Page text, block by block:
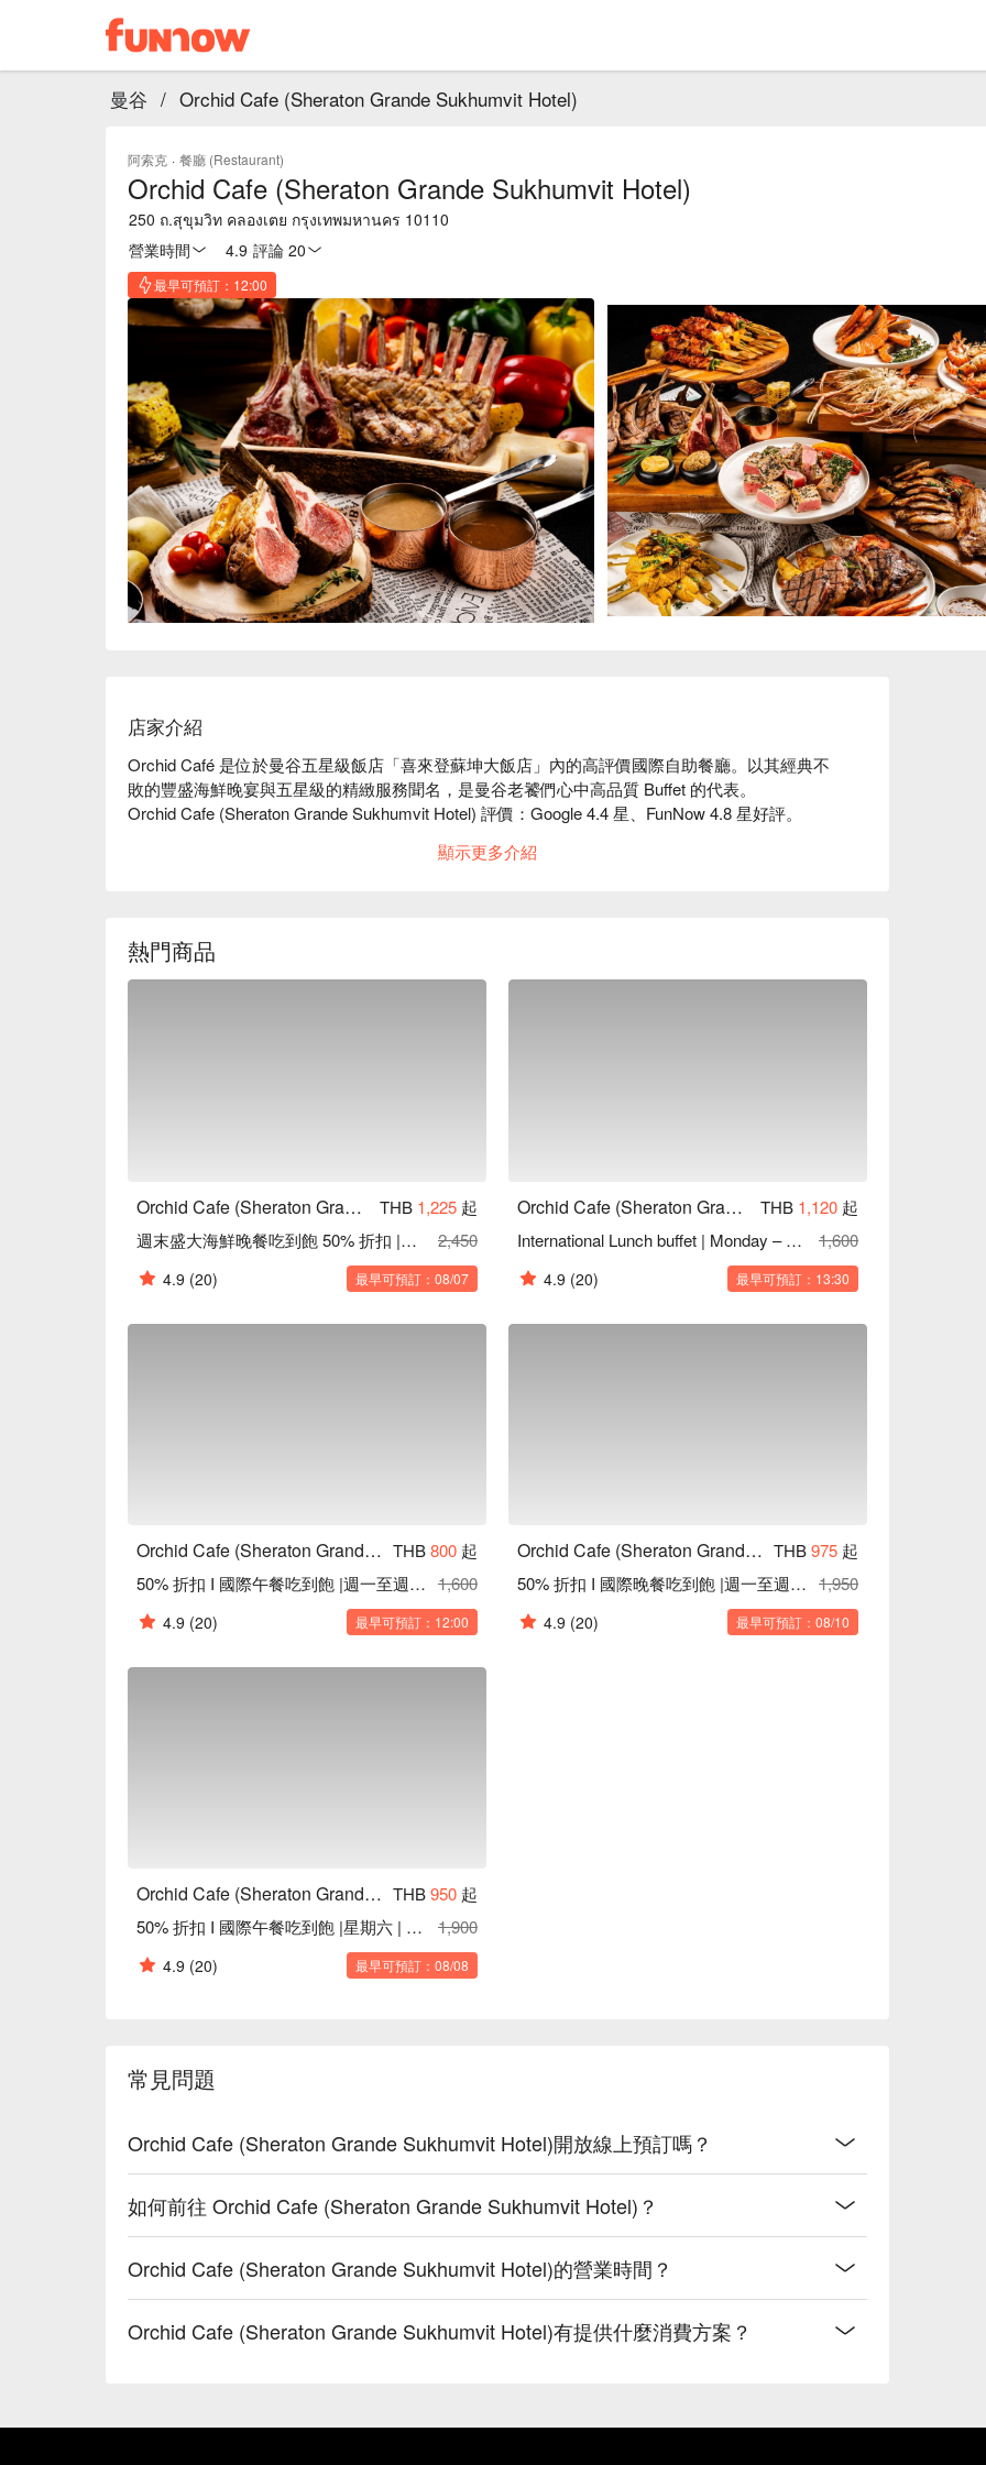
曼谷 / Orchid Cafe (Sheraton Grande Sukhumvit Hotel)
阿索克 · 餐廳 (Restaurant)
Orchid Cafe (Sheraton Grande Sukhumvit Hotel)
250 ถ.สุขุมวิท คลองเตย กรุงเทพมหานคร 10110
營業時間
4.9 評論 20
最早可預訂：12:00
店家介紹
Orchid Café 是位於曼谷五星級飯店「喜來登蘇坤大飯店」內的高評價國際自助餐廳。以其經典不
敗的豐盛海鮮晚宴與五星級的精緻服務聞名，是曼谷老饕們心中高品質 Buffet 的代表。
Orchid Cafe (Sheraton Grande Sukhumvit Hotel) 評價：Google 4.4 星、FunNow 4.8 星好評。
聚餐、朋友慶祝或商務餐會，這裡都能提供體面且高品質的用餐體驗。
讓你在炎熱的曼谷也能輕鬆優雅地抵達。
Orchid Cafe (Sheraton Grande Sukhumvit Hotel) 預約、Orchid Cafe (Sheraton Grande Sukhumvit
顯示更多介紹
熱門商品
Orchid Cafe (Sheraton Grande Sukhumvit Hotel) THB 1,225 起
週末盛大海鮮晚餐吃到飽 50% 折扣 |週五至週日 | 18:00 – 22:00
2,450
4.9 (20) 最早可預訂：08/07
Orchid Cafe (Sheraton Grande Sukhumvit Hotel) THB 1,120 起
International Lunch buffet | Monday – Saturday | 12.00 – 15.00 I 30% Discount
1,600
4.9 (20) 最早可預訂：13:30
Orchid Cafe (Sheraton Grande Sukhumvit Hotel) THB800 起
50% 折扣 I 國際午餐吃到飽 |週一至週五 | 12:00 – 15:00 1,600
4.9 (20) 最早可預訂：12:00
Orchid Cafe (Sheraton Grande Sukhumvit Hotel) THB975 起
50% 折扣 I 國際晚餐吃到飽 |週一至週四 | 18:00 – 22:00 1,950
4.9 (20) 最早可預訂：08/10
Orchid Cafe (Sheraton Grande Sukhumvit Hotel) THB950 起
50% 折扣 I 國際午餐吃到飽 |星期六 | 12:00 – 15:00
1,900
4.9 (20) 最早可預訂：08/08
常見問題
Orchid Cafe (Sheraton Grande Sukhumvit Hotel)開放線上預訂嗎？
如何前往 Orchid Cafe (Sheraton Grande Sukhumvit Hotel)？
Orchid Cafe (Sheraton Grande Sukhumvit Hotel)的營業時間？
Orchid Cafe (Sheraton Grande Sukhumvit Hotel)有提供什麼消費方案？